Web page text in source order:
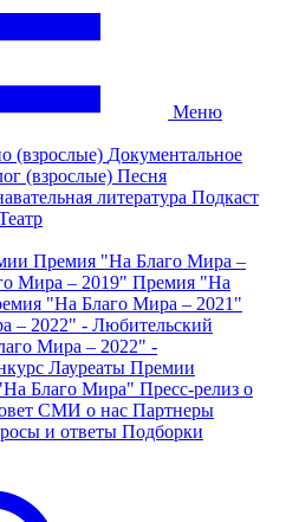
Меню
(взрослые) Документальное
(взрослые) Песня
литература Подкаст
Премия "На Благо Мира –
Мира – 2019" Премия "На
"На Благо Мира – 2021"
– 2022" - Любительский
Мира – 2022" -
Лауреаты Премии
Благо Мира" Пресс-релиз о
СМИ о нас Партнеры
и ответы Подборки